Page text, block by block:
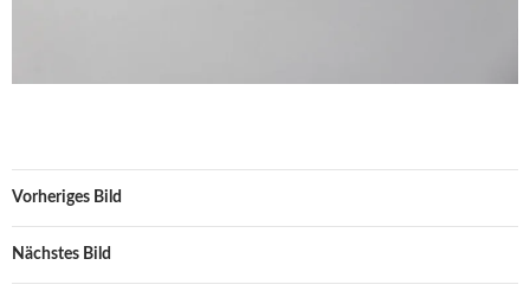
Vorheriges Bild
Nächstes Bild